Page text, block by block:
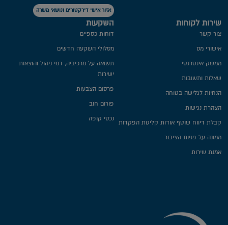
אזור אישי דירקטורים ונושאי משרה
השקעות
דוחות כספיים
מסלולי השקעה חדשים
תשואה על מרכיביה, דמי ניהול והוצאות
ישירות
פרסום הצבעות
פורום חוב
נכסי קופה
שירות לקוחות
צור קשר
אישורי מס
ממשק אינטרנטי
שאלות ותשובות
הנחיות לגלישה בטוחה
הצהרת נגישות
קבלת דיווח שוטף אודות קליטת הפקדות
ממונה על פניות הציבור
אמנת שירות